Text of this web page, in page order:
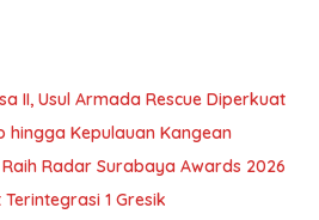
II, Usul Armada Rescue Diperkuat
hingga Kepulauan Kangean
Radar Surabaya Awards 2026
1 Gresik